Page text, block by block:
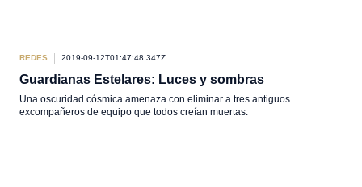
REDES 2019-09-12T01:47:48.347Z
Guardianas Estelares: Luces y sombras
Una oscuridad cósmica amenaza con eliminar a tres antiguos
excompañeros de equipo que todos creían muertas.